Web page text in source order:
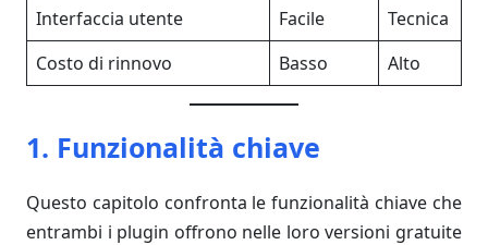
Interfaccia utente
Facile
Tecnica
Costo di rinnovo
Basso Alto
1. Funzionalità chiave
Questo capitolo confronta le funzionalità chiave che
entrambi i plugin offrono nelle loro versioni gratuite